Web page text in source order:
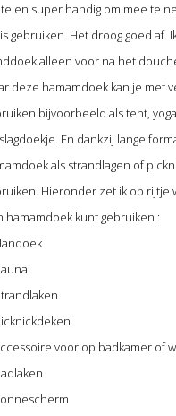
en super handig om mee te
gebruiken. Het droog goed af.
alleen voor na het
deze hamamdoek kan je met
bijvoorbeeld als tent,
En dankzij lange
als strandlagen of
Hieronder zet ik op rijtje
hamamdoek kunt gebruiken :
voor op badkamer of